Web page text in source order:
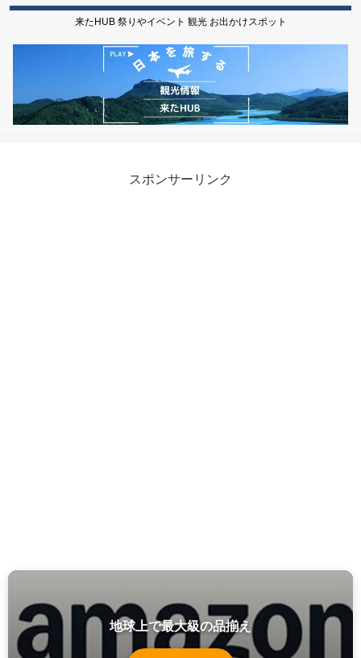
来たHUB 祭りやイベント 観光 お出かけスポット
スポンサーリンク
地球上で最大級の品揃え